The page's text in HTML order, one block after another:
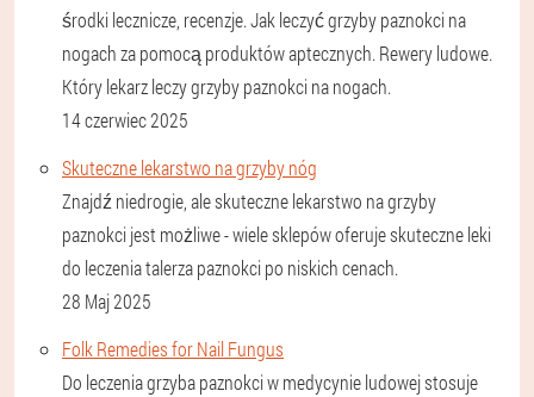
środki lecznicze, recenzje. Jak leczyć grzyby paznokci na
nogach za pomocą produktów aptecznych. Rewery ludowe.
Który lekarz leczy grzyby paznokci na nogach.
14 czerwiec 2025
Skuteczne lekarstwo na grzyby nóg
Znajdź niedrogie, ale skuteczne lekarstwo na grzyby
paznokci jest możliwe - wiele sklepów oferuje skuteczne leki
do leczenia talerza paznokci po niskich cenach.
28 Maj 2025
Folk Remedies for Nail Fungus
Do leczenia grzyba paznokci w medycynie ludowej stosuje